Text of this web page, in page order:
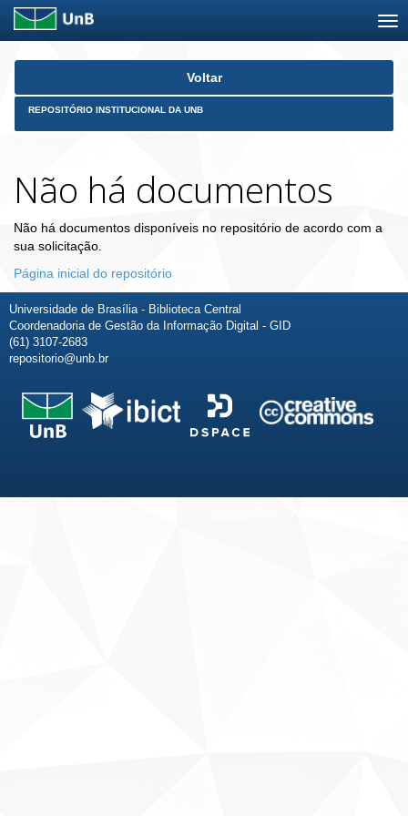
Skip
Voltar
REPOSITÓRIO INSTITUCIONAL DA UNB
Não há documentos
Não há documentos disponíveis no repositório de acordo com a
sua solicitação.
Página inicial do repositório
Universidade de Brasília - Biblioteca Central
Coordenadoria de Gestão da Informação Digital - GID
(61) 3107-2683
repositorio@unb.br